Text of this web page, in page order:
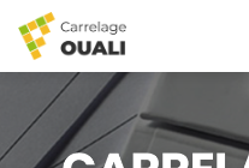
au
contenu
principal